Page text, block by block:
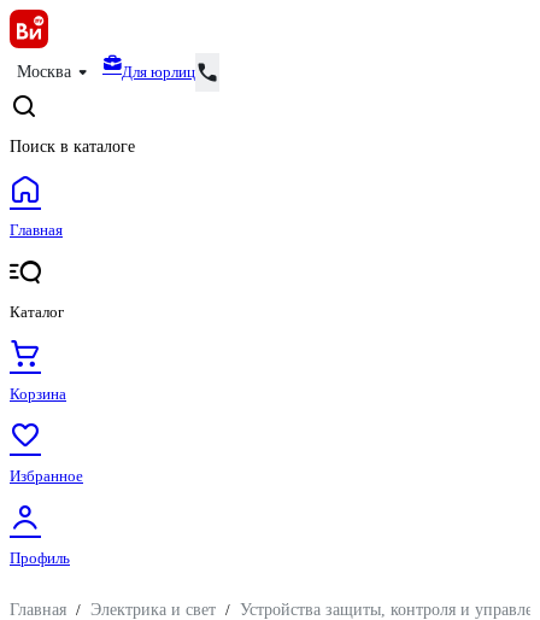
Москва Для юрлиц
Поиск в каталоге
Главная
Каталог
Корзина
Избранное
Профиль
Главная / Электрика и свет / Устройства защиты, контроля и